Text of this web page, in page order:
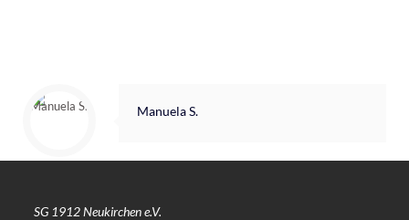
Manuela S.
SG 1912 Neukirchen e.V.